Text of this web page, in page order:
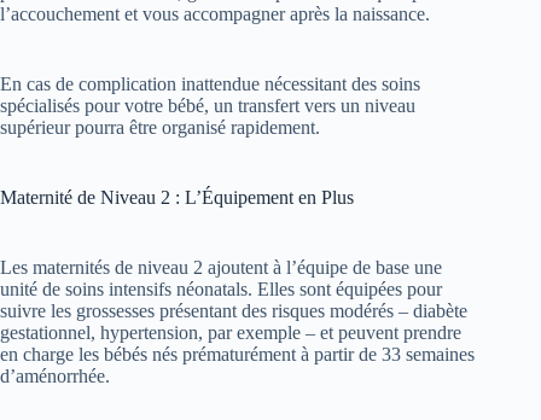
l’accouchement et vous accompagner après la naissance.
En cas de complication inattendue nécessitant des soins
spécialisés pour votre bébé, un transfert vers un niveau
supérieur pourra être organisé rapidement.
Maternité de Niveau 2 : L’Équipement en Plus
Les maternités de niveau 2 ajoutent à l’équipe de base une
unité de soins intensifs néonatals. Elles sont équipées pour
suivre les grossesses présentant des risques modérés – diabète
gestationnel, hypertension, par exemple – et peuvent prendre
en charge les bébés nés prématurément à partir de 33 semaines
d’aménorrhée.